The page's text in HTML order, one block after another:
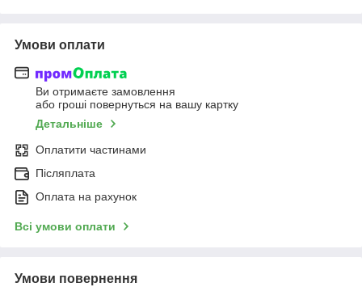
Умови оплати
Ви отримаєте замовлення
або гроші повернуться на вашу картку
Детальніше
Оплатити частинами
Післяплата
Оплата на рахунок
Всі умови оплати
Умови повернення